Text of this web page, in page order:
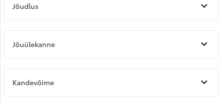
Jõudlus
Jõuülekanne
Kandevõime